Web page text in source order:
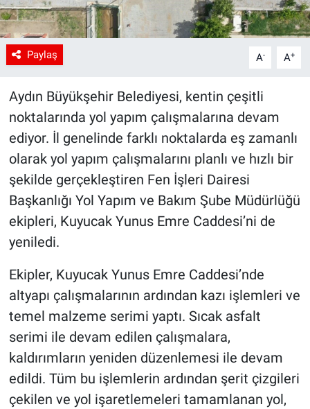
Paylaş A- A+
Aydın Büyükşehir Belediyesi, kentin çeşitli
noktalarında yol yapım çalışmalarına devam
ediyor. İl genelinde farklı noktalarda eş zamanlı
olarak yol yapım çalışmalarını planlı ve hızlı bir
şekilde gerçekleştiren Fen İşleri Dairesi
Başkanlığı Yol Yapım ve Bakım Şube Müdürlüğü
ekipleri, Kuyucak Yunus Emre Caddesi’ni de
yeniledi.
Ekipler, Kuyucak Yunus Emre Caddesi’nde
altyapı çalışmalarının ardından kazı işlemleri ve
temel malzeme serimi yaptı. Sıcak asfalt
serimi ile devam edilen çalışmalara,
kaldırımların yeniden düzenlemesi ile devam
edildi. Tüm bu işlemlerin ardından şerit çizgileri
çekilen ve yol işaretlemeleri tamamlanan yol,